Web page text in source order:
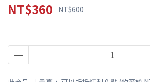
NT$360 NT$600